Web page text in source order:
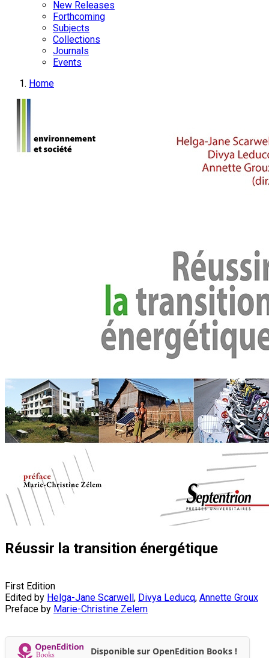
New Releases
Forthcoming
Subjects
Collections
Journals
Events
Home
Réussir la transition énergétique
First Edition
Edited by Helga-Jane Scarwell, Divya Leducq, Annette Groux
Preface by Marie-Christine Zelem
Disponible sur OpenEdition Books !